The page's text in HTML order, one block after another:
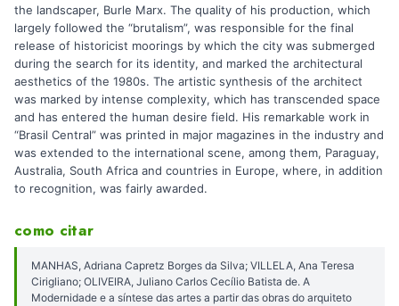
the landscaper, Burle Marx. The quality of his production, which
largely followed the “brutalism”, was responsible for the final
release of historicist moorings by which the city was submerged
during the search for its identity, and marked the architectural
aesthetics of the 1980s. The artistic synthesis of the architect
was marked by intense complexity, which has transcended space
and has entered the human desire field. His remarkable work in
“Brasil Central” was printed in major magazines in the industry and
was extended to the international scene, among them, Paraguay,
Australia, South Africa and countries in Europe, where, in addition
to recognition, was fairly awarded.
como citar
MANHAS, Adriana Capretz Borges da Silva; VILLELA, Ana Teresa
Cirigliano; OLIVEIRA, Juliano Carlos Cecílio Batista de. A
Modernidade e a síntese das artes a partir das obras do arquiteto